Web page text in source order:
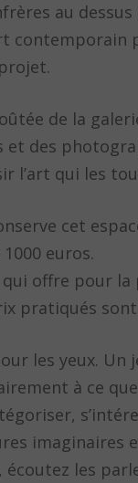
au dessus
de la
et des
l’art qui les
cet
euros.
qui offre pour
pratiqués
les yeux. Un
à ce
imaginaires
écoutez les